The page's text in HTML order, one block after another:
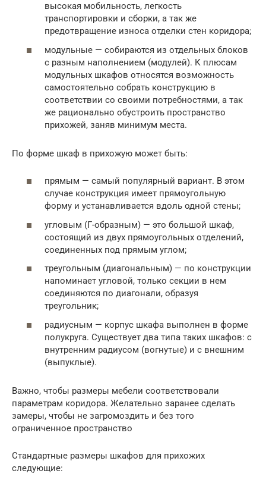
высокая мобильность, легкость
транспортировки и сборки, а так же
предотвращение износа отделки стен коридора;
модульные — собираются из отдельных блоков
с разным наполнением (модулей). К плюсам
модульных шкафов относятся возможность
самостоятельно собрать конструкцию в
соответствии со своими потребностями, а так
же рационально обустроить пространство
прихожей, заняв минимум места.
По форме шкаф в прихожую может быть:
прямым — самый популярный вариант. В этом
случае конструкция имеет прямоугольную
форму и устанавливается вдоль одной стены;
угловым (Г-образным) — это большой шкаф,
состоящий из двух прямоугольных отделений,
соединенных под прямым углом;
треугольным (диагональным) — по конструкции
напоминает угловой, только секции в нем
соединяются по диагонали, образуя
треугольник;
радиусным — корпус шкафа выполнен в форме
полукруга. Существует два типа таких шкафов: с
внутренним радиусом (вогнутые) и с внешним
(выпуклые).
Важно, чтобы размеры мебели соответствовали
параметрам коридора. Желательно заранее сделать
замеры, чтобы не загромоздить и без того
ограниченное пространство
Стандартные размеры шкафов для прихожих
следующие: